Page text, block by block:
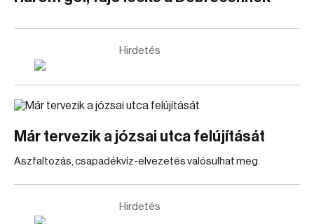
Hirdetés
Már tervezik a józsai utca felújítását
Aszfaltozás, csapadékvíz-elvezetés valósulhat meg.
Hirdetés